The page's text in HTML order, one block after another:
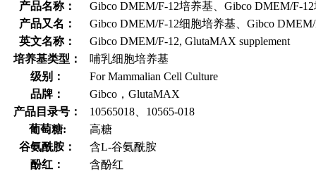
产品名称：
Gibco DMEM/F-12培养基、Gibco DMEM/F-
产品又名：
Gibco DMEM/F-12细胞培养基、Gibco
英文名称：
Gibco DMEM/F-12, GlutaMAX supplement
培养基类型：
哺乳细胞培养基
级别：
For Mammalian Cell Culture
品牌：
Gibco，GlutaMAX
产品目录号：
10565018、10565-018
葡萄糖:
高糖
谷氨酰胺：
含L-谷氨酰胺
酚红：
含酚红